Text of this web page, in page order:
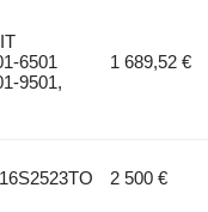
6501
9501,
1 689,52 €
2 500 €